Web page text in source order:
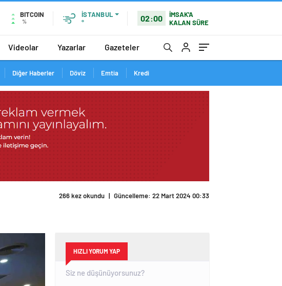
BITCOIN
%
İSTANBUL
°
02:00
İMSAK'A
KALAN SÜRE
Videolar Yazarlar Gazeteler
Diğer Haberler Döviz Emtia Kredi
266 kez okundu | Güncelleme: 22 Mart 2024 00:33
HIZLI YORUM YAP